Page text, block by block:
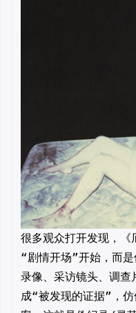
很多观众打开发现，《
“剧情开场”开始，而
录像、采访镜头、调
成“被发现的证据”，